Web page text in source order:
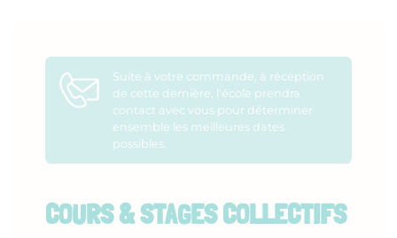
Suite à votre commande, à réception
de cette dernière, l'école prendra
contact avec vous pour déterminer
ensemble les meilleures dates
possibles.
COURS & STAGES COLLECTIFS